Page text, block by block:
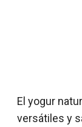
El yogur
versátiles y